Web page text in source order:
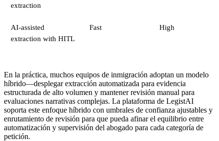
extraction
AI-assisted
extraction with HITL
Fast High
En la práctica, muchos equipos de inmigración adoptan un modelo
híbrido—desplegar extracción automatizada para evidencia
estructurada de alto volumen y mantener revisión manual para
evaluaciones narrativas complejas. La plataforma de LegistAI
soporta este enfoque híbrido con umbrales de confianza ajustables y
enrutamiento de revisión para que pueda afinar el equilibrio entre
automatización y supervisión del abogado para cada categoría de
petición.